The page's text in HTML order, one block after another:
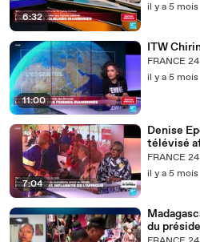
6:32
il y a 5 mois
11:00
ITW
FRANCE 24
il y a 5 mois
7:04
Denise
télévisé
carrière
FRANCE 24
il y a 5 mois
du